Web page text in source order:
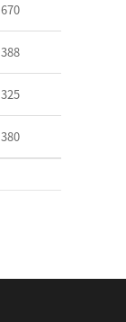
670
388
325
380